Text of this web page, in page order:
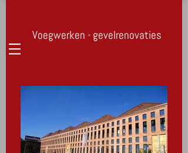
Voegwerken - gevelrenovaties